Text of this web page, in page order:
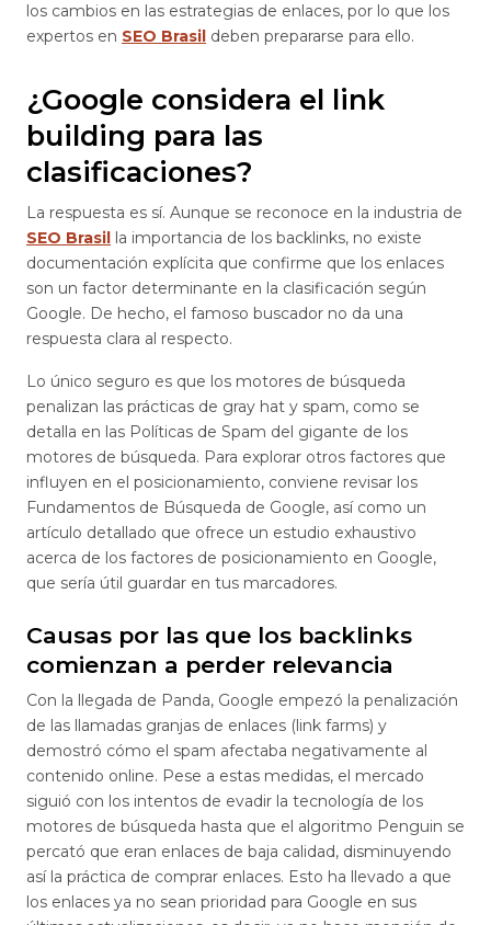
los cambios en las estrategias de enlaces, por lo que los
expertos en SEO Brasil deben prepararse para ello.
¿Google considera el link
building para las
clasificaciones?
La respuesta es sí. Aunque se reconoce en la industria de
SEO Brasil la importancia de los backlinks, no existe
documentación explícita que confirme que los enlaces
son un factor determinante en la clasificación según
Google. De hecho, el famoso buscador no da una
respuesta clara al respecto.
Lo único seguro es que los motores de búsqueda
penalizan las prácticas de gray hat y spam, como se
detalla en las Políticas de Spam del gigante de los
motores de búsqueda. Para explorar otros factores que
influyen en el posicionamiento, conviene revisar los
Fundamentos de Búsqueda de Google, así como un
artículo detallado que ofrece un estudio exhaustivo
acerca de los factores de posicionamiento en Google,
que sería útil guardar en tus marcadores.
Causas por las que los backlinks
comienzan a perder relevancia
Con la llegada de Panda, Google empezó la penalización
de las llamadas granjas de enlaces (link farms) y
demostró cómo el spam afectaba negativamente al
contenido online. Pese a estas medidas, el mercado
siguió con los intentos de evadir la tecnología de los
motores de búsqueda hasta que el algoritmo Penguin se
percató que eran enlaces de baja calidad, disminuyendo
así la práctica de comprar enlaces. Esto ha llevado a que
los enlaces ya no sean prioridad para Google en sus